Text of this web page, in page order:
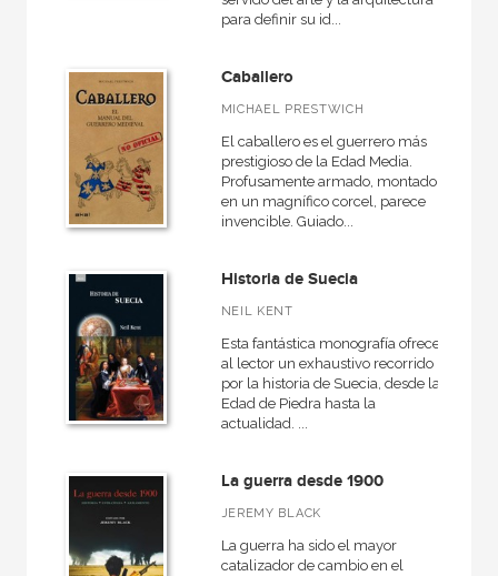
para definir su id...
Caballero
MICHAEL PRESTWICH
El caballero es el guerrero más
prestigioso de la Edad Media.
Profusamente armado, montado
en un magnífico corcel, parece
invencible. Guiado...
Historia de Suecia
NEIL KENT
Esta fantástica monografía ofrece
al lector un exhaustivo recorrido
por la historia de Suecia, desde la
Edad de Piedra hasta la
actualidad. ...
La guerra desde 1900
JEREMY BLACK
La guerra ha sido el mayor
catalizador de cambio en el